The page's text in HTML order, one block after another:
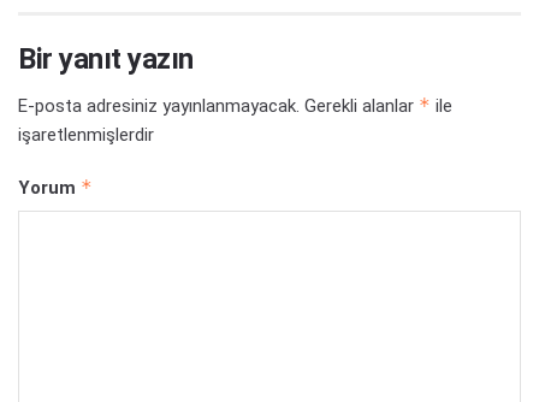
Bir yanıt yazın
E-posta adresiniz yayınlanmayacak. Gerekli alanlar * ile
işaretlenmişlerdir
Yorum *